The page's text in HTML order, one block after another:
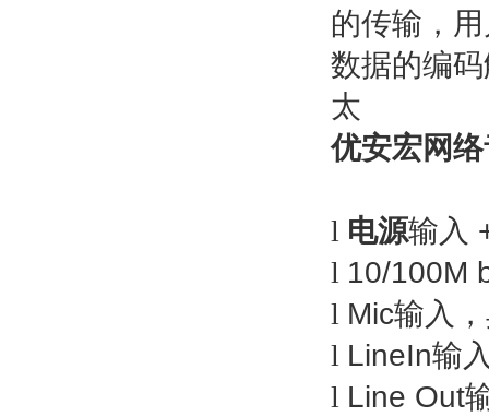
的传输，
数据的编
太
优安宏网
l 电源输入
l 10/100M
l Mic输入
l LineIn输
l Line Out